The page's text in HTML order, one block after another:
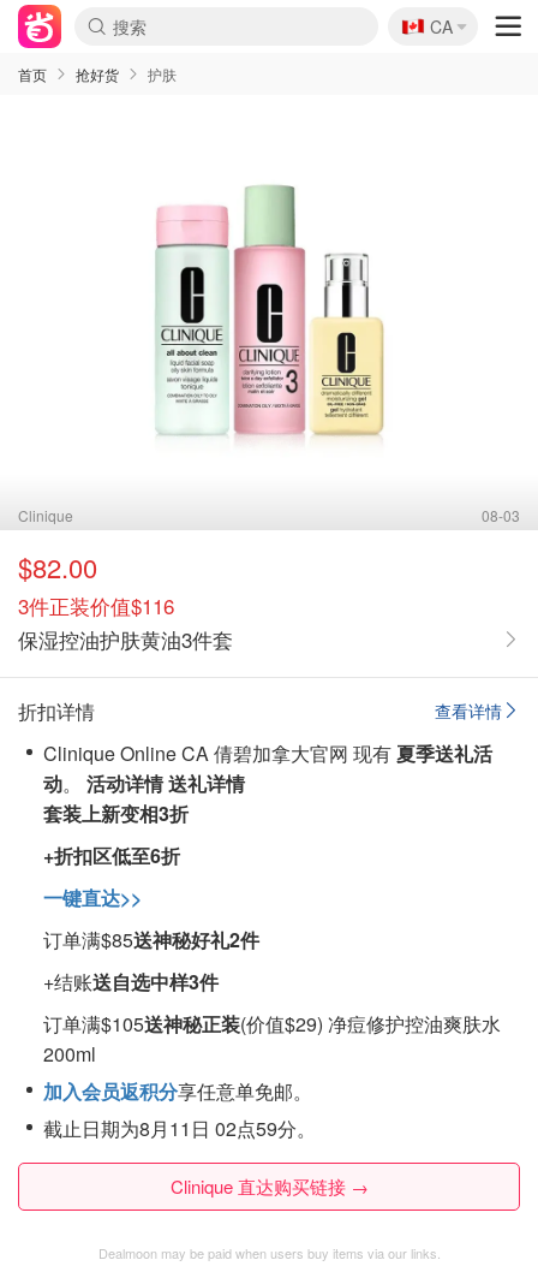
🇨🇦
CA
首页 抢好货 护肤
Clinique 08-03
$82.00
3件正装价值$116
保湿控油护肤黄油3件套
查看详情
折扣详情
Clinique Online CA 倩碧加拿大官网 现有夏季送礼活
动。 活动详情送礼详情
套装上新变相3折
+折扣区低至6折
一键直达>>
订单满$85送神秘好礼2件
+结账送自选中样3件
订单满$105送神秘正装(价值$29) 净痘修护控油爽肤水
200ml
加入会员返积分享任意单免邮。
截止日期为8月11日 02点59分。
Clinique 直达购买链接 →
Dealmoon may be paid when users buy items via our links.